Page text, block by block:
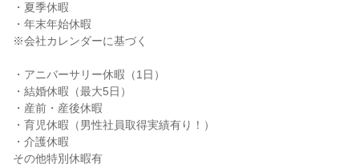
・夏季休暇
・年末年始休暇
※会社カレンダーに基づく
・アニバーサリー休暇（1日）
・結婚休暇（最大5日）
・産前・産後休暇
・育児休暇（男性社員取得実績有り！）
・介護休暇
その他特別休暇有